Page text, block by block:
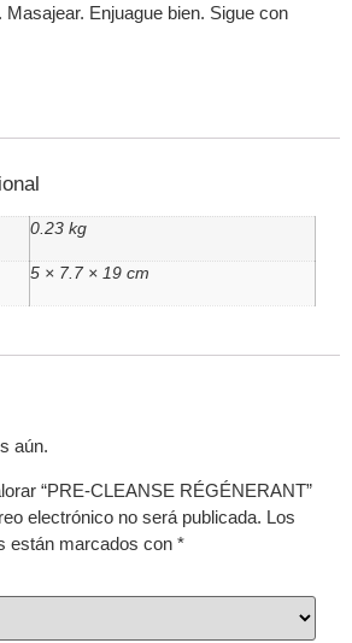
Enjuague bien. Sigue con
0.23 kg
5 × 7.7 × 19 cm
aún.
“PRE-CLEANSE RÉGÉNERANT”
electrónico no será publicada. Los
están marcados con *